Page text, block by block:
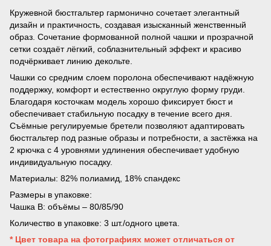
Кружевной бюстгальтер гармонично сочетает элегантный
дизайн и практичность, создавая изысканный женственный
образ. Сочетание формованной полной чашки и прозрачной
сетки создаёт лёгкий, соблазнительный эффект и красиво
подчёркивает линию декольте.
Чашки со средним слоем поролона обеспечивают надёжную
поддержку, комфорт и естественно округлую форму груди.
Благодаря косточкам модель хорошо фиксирует бюст и
обеспечивает стабильную посадку в течение всего дня.
Съёмные регулируемые бретели позволяют адаптировать
бюстгальтер под разные образы и потребности, а застёжка на
2 крючка с 4 уровнями удлинения обеспечивает удобную
индивидуальную посадку.
Материалы: 82% полиамид, 18% спандекс
Размеры в упаковке:
Чашка B: объёмы – 80/85/90
Количество в упаковке: 3 шт./одного цвета.
* Цвет товара на фотографиях может отличаться от